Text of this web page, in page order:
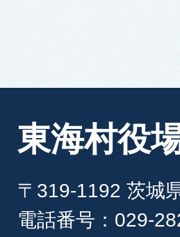
東海村役
〒319-1192 茨城
電話番号：029-